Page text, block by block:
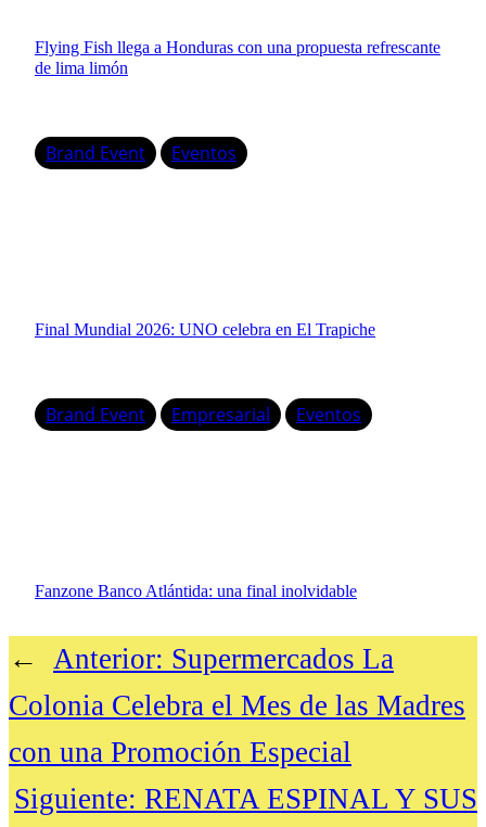
Flying Fish llega a Honduras con una propuesta refrescante
de lima limón
Brand Event Eventos
Final Mundial 2026: UNO celebra en El Trapiche
Brand Event Empresarial Eventos
Fanzone Banco Atlántida: una final inolvidable
← Anterior: Supermercados La
Colonia Celebra el Mes de las Madres
con una Promoción Especial
Siguiente: RENATA ESPINAL Y SUS